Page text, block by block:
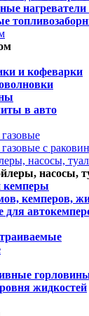
и кофеварки
в авто
c
насосы,
насосы,
кемперы
кемперов,
для
жидкостей